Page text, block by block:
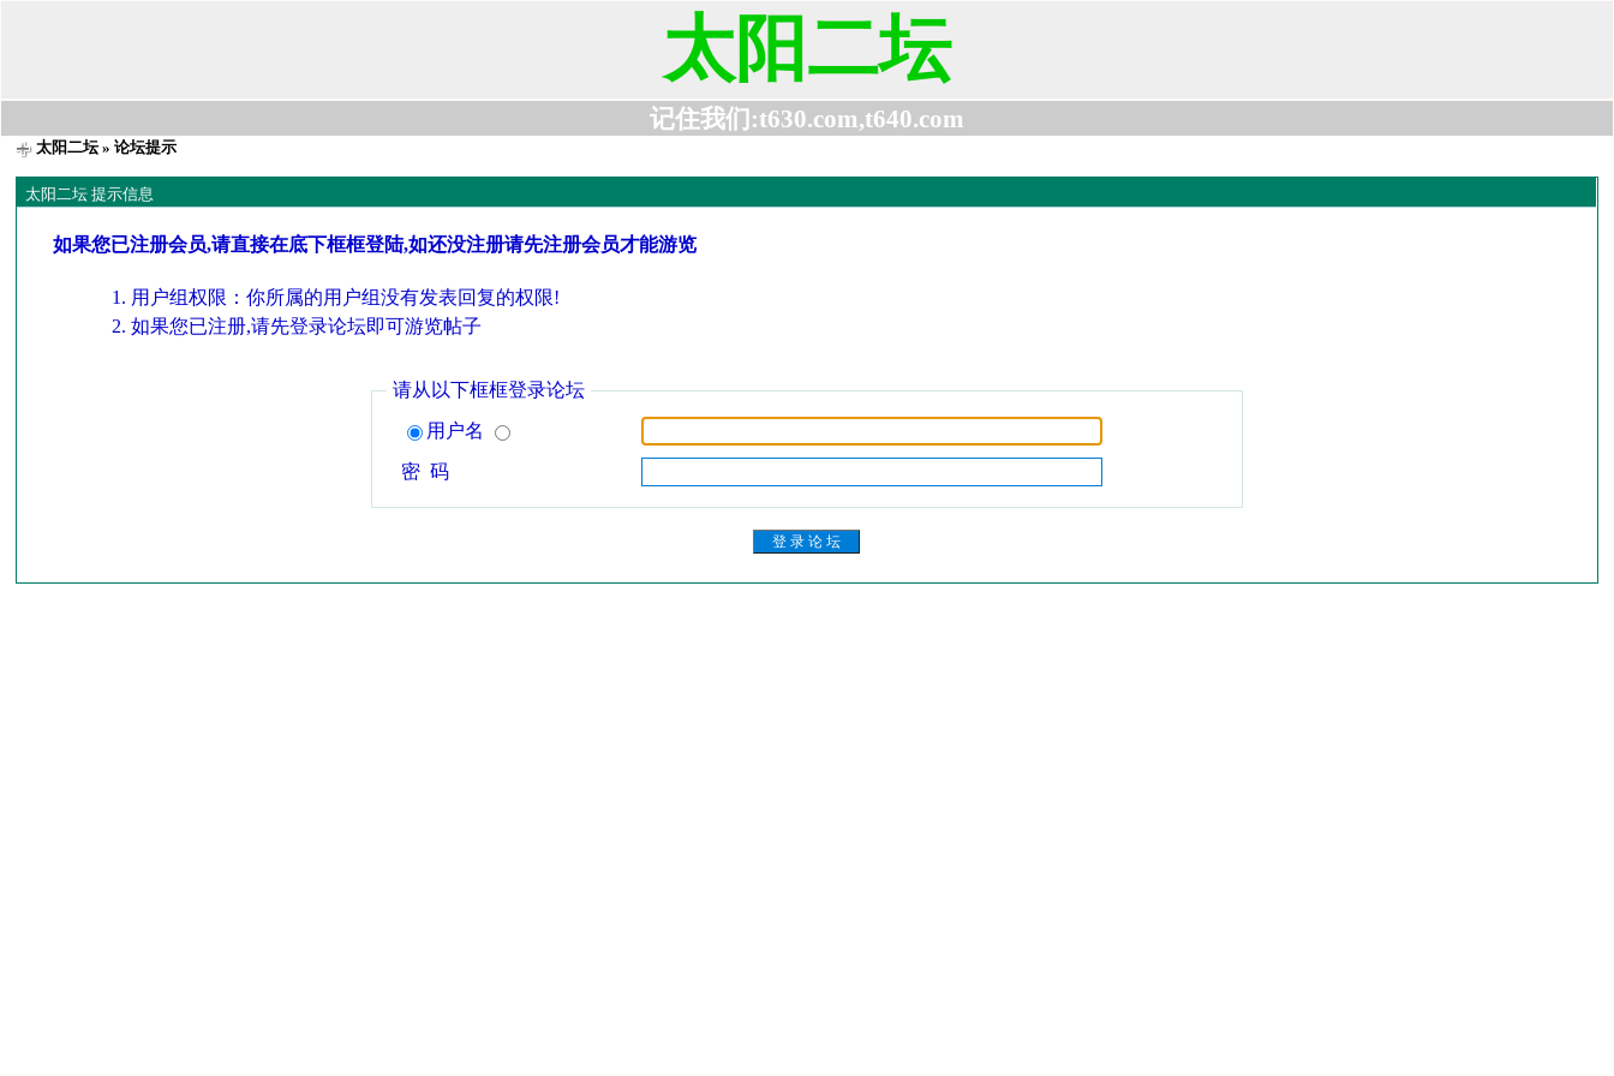
太阳二坛
记住我们:t630.com,t640.com
太阳二坛» 论坛提示
太阳二坛 提示信息
如果您已注册会员,请直接在底下框框登陆,如还没注册请先注册会员才能游览
用户组权限：你所属的用户组没有发表回复的权限!
如果您已注册,请先登录论坛即可游览帖子
请从以下框框登录论坛
用户名
密 码